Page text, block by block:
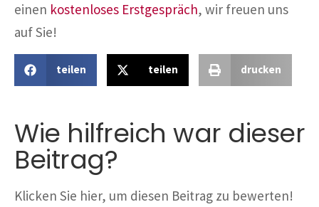
einen kostenloses Erstgespräch, wir freuen uns
auf Sie!
teilen teilen drucken
Wie hilfreich war dieser
Beitrag?
Klicken Sie hier, um diesen Beitrag zu bewerten!